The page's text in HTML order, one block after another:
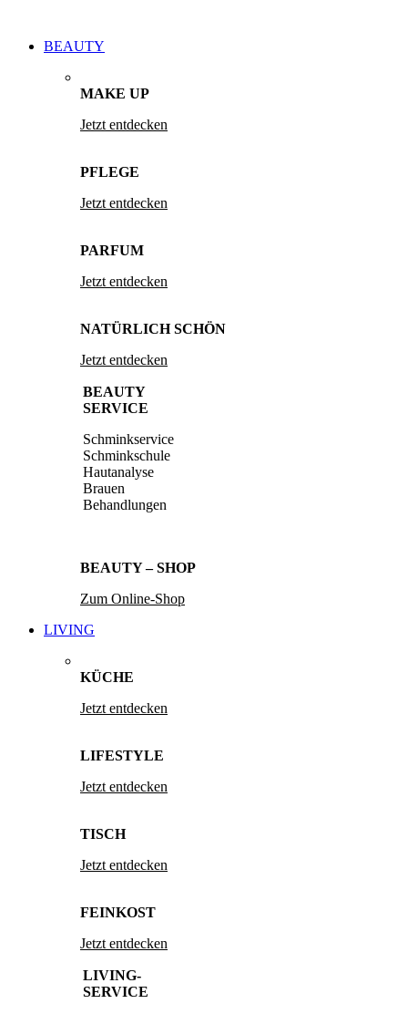
BEAUTY
MAKE UP
Jetzt entdecken
PFLEGE
Jetzt entdecken
PARFUM
Jetzt entdecken
NATÜRLICH SCHÖN
Jetzt entdecken
BEAUTY
SERVICE
Schminkservice
Schminkschule
Hautanalyse
Brauen
Behandlungen
BEAUTY – SHOP
Zum Online-Shop
LIVING
KÜCHE
Jetzt entdecken
LIFESTYLE
Jetzt entdecken
TISCH
Jetzt entdecken
FEINKOST
Jetzt entdecken
LIVING-
SERVICE